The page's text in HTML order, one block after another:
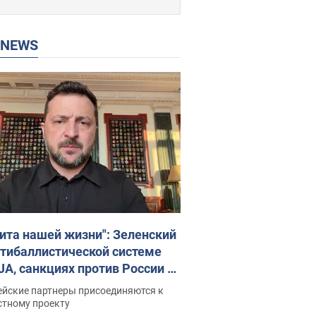
NEWS
нашей жизни": Зеленский
системе
санкциях против России и
аграриев. Видео
партнеры присоединяются к
проекту